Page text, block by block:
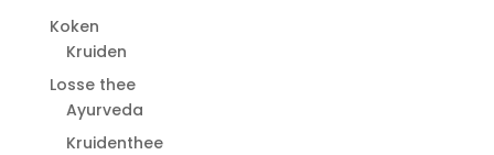
Koken
Kruiden
Losse thee
Ayurveda
Kruidenthee